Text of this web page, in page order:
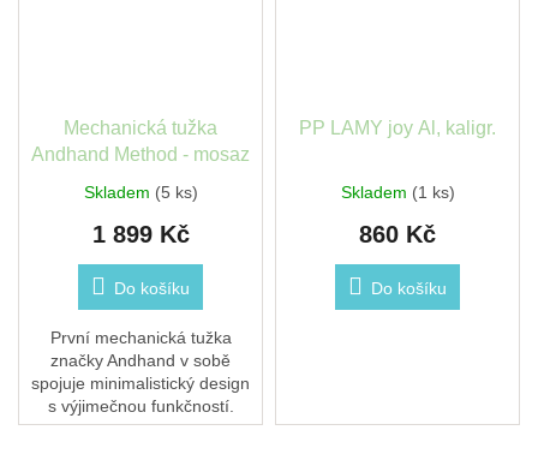
Mechanická tužka
Andhand Method - mosaz
Skladem (5 ks)
1 899 Kč
Do košíku
První mechanická tužka
značky Andhand v sobě
spojuje minimalistický design
s výjimečnou funkčností.
Vyrobená z masivního hliníku,
PP LAMY joy Al, kaligr.
Skladem (1 ks)
860 Kč
Do košíku